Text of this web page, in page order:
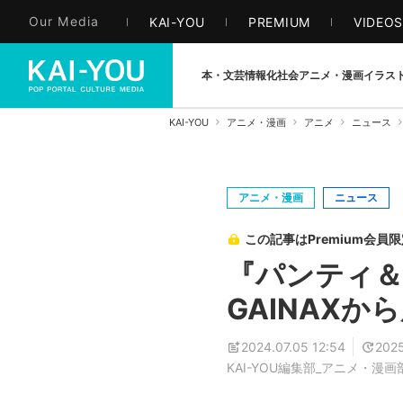
Our Media KAI-YOU PREMIUM VIDEOS
本・文芸情報化社会アニメ・漫画イラス
KAI-YOU アニメ・漫画 アニメ ニュース
アニメ・漫画 ニュース
この記事はPremium会員
『パンティ
GAINAXか
2024.07.05 12:54
KAI-YOU編集部_アニメ・漫画